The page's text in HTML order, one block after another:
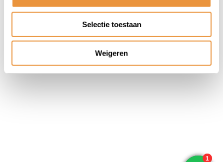
Selectie toestaan
Weigeren